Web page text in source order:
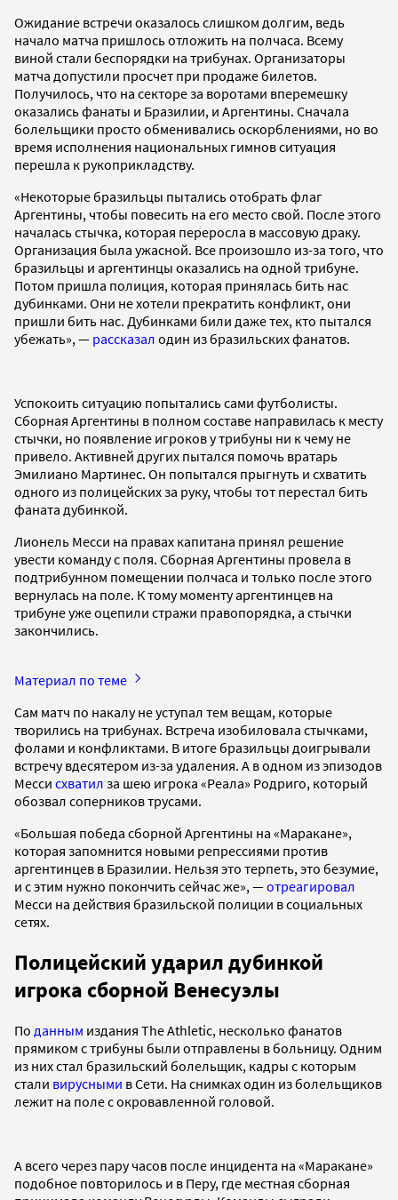
Ожидание встречи оказалось слишком долгим, ведь
начало матча пришлось отложить на полчаса. Всему
виной стали беспорядки на трибунах. Организаторы
матча допустили просчет при продаже билетов.
Получилось, что на секторе за воротами вперемешку
оказались фанаты и Бразилии, и Аргентины. Сначала
болельщики просто обменивались оскорблениями, но во
время исполнения национальных гимнов ситуация
перешла к рукоприкладству.
«Некоторые бразильцы пытались отобрать флаг
Аргентины, чтобы повесить на его место свой. После этого
началась стычка, которая переросла в массовую драку.
Организация была ужасной. Все произошло из-за того, что
бразильцы и аргентинцы оказались на одной трибуне.
Потом пришла полиция, которая принялась бить нас
дубинками. Они не хотели прекратить конфликт, они
пришли бить нас. Дубинками били даже тех, кто пытался
убежать», — рассказал один из бразильских фанатов.
Успокоить ситуацию попытались сами футболисты.
Сборная Аргентины в полном составе направилась к месту
стычки, но появление игроков у трибуны ни к чему не
привело. Активней других пытался помочь вратарь
Эмилиано Мартинес. Он попытался прыгнуть и схватить
одного из полицейских за руку, чтобы тот перестал бить
фаната дубинкой.
Лионель Месси на правах капитана принял решение
увести команду с поля. Сборная Аргентины провела в
подтрибунном помещении полчаса и только после этого
вернулась на поле. К тому моменту аргентинцев на
трибуне уже оцепили стражи правопорядка, а стычки
закончились.
Материал по теме
Сам матч по накалу не уступал тем вещам, которые
творились на трибунах. Встреча изобиловала стычками,
фолами и конфликтами. В итоге бразильцы доигрывали
встречу вдесятером из-за удаления. А в одном из эпизодов
Месси схватил за шею игрока «Реала» Родриго, который
обозвал соперников трусами.
«Большая победа сборной Аргентины на «Маракане»,
которая запомнится новыми репрессиями против
аргентинцев в Бразилии. Нельзя это терпеть, это безумие,
и с этим нужно покончить сейчас же», —отреагировал
Месси на действия бразильской полиции в социальных
сетях.
Полицейский ударил дубинкой
игрока сборной Венесуэлы
По данным издания The Athletic, несколько фанатов
прямиком с трибуны были отправлены в больницу. Одним
из них стал бразильский болельщик, кадры с которым
стали вирусными в Сети. На снимках один из болельщиков
лежит на поле с окровавленной головой.
А всего через пару часов после инцидента на «Маракане»
подобное повторилось и в Перу, где местная сборная